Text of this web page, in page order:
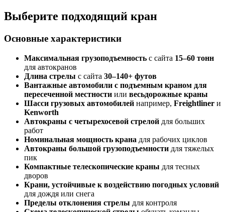
Выберите подходящий кран
Основные характеристики
Максимальная грузоподъемность с сайта 15–60 тонн
для автокранов
Длина стрелы с сайта 30–140+ футов
Вантажные автомобили с подъемным краном для
пересеченной местности или весьдорожные краны
Шасси грузовых автомобилей например, Freightliner и
Kenworth
Автокраны с четырехосевой стрелой для больших
работ
Номинальная мощность крана для рабочих циклов
Автокраны большой грузоподъемности для тяжелых
пик
Компактные телескопические краны для тесных
дворов
Крани, устойчивые к воздействию погодных условий
для дождя или снега
Пределы отклонения стрелы для контроля